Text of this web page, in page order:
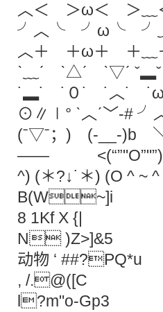
︿＜ ＞ω＜
╯︿╰ ╯ω╰
︿＋ ＋ω＋ ＋
ˋ﹏ˊ ˋ△ˊ ˋ▽ˊ
˙▂˙ ˙０˙ ˙︿˙
⊙∥∣° ˋ︿ˊ﹀-#
(ˉ▽ˉ；) (-__-)b
——
^) (＊?↓˙＊) (O ^
B(W~]i
8 1Kf X {|
N )Z>]&5
动物 ‘ ##?PQ*u
, /.@([C
l?m"o-Gp3